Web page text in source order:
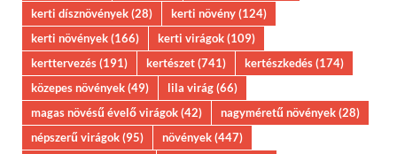
kerti dísznövények(28) kerti növény(124)
kerti növények(166) kerti virágok(109)
kerttervezés(191) kertészet(741) kertészkedés(174)
közepes növények(49) lila virág(66)
magas növésű évelő virágok(42) nagyméretű növények(28)
népszerű virágok(95) növények(447)